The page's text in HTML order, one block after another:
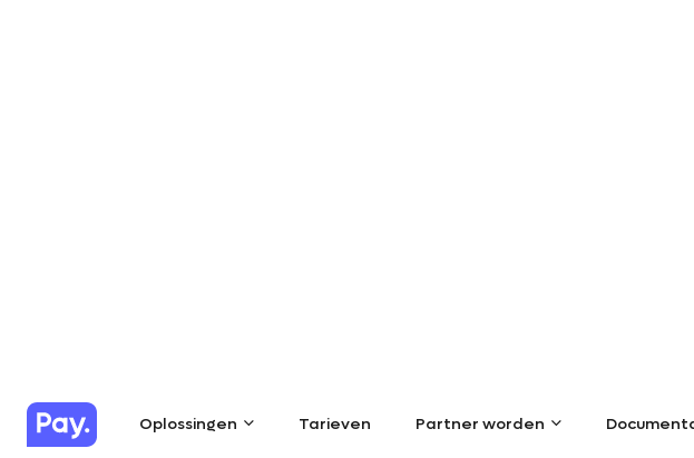
Oplossingen Tarieven Partner worden
Oplossingen Tarieven Partner worden